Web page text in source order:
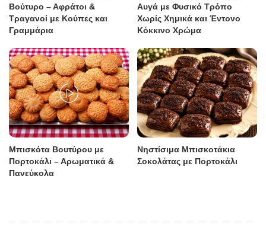
Βούτυρο – Αφράτοι &
Τραγανοί με Κούπες και
Γραμμάρια
Αυγά με Φυσικό Τρόπο
Χωρίς Χημικά και Έντονο
Κόκκινο Χρώμα
Μπισκότα Βουτύρου με
Πορτοκάλι – Αρωματικά &
Πανεύκολα
Νηστίσιμα Μπισκοτάκια
Σοκολάτας με Πορτοκάλι